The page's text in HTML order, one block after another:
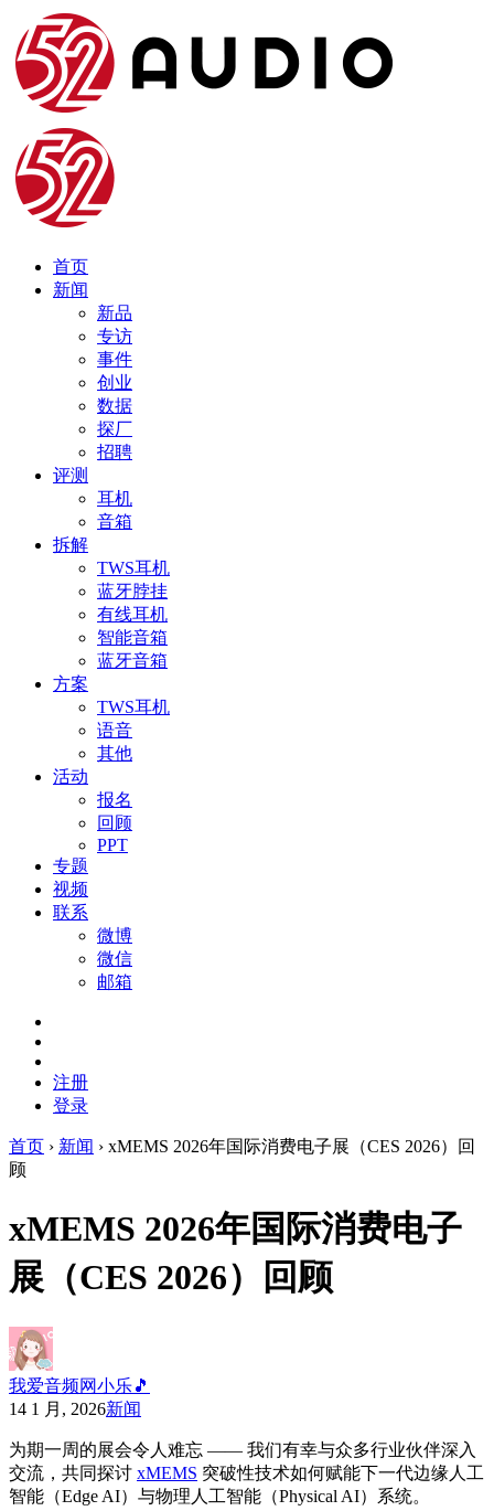
首页
新闻
新品
专访
事件
创业
数据
探厂
招聘
评测
耳机
音箱
拆解
TWS耳机
蓝牙脖挂
有线耳机
智能音箱
蓝牙音箱
方案
TWS耳机
语音
其他
活动
报名
回顾
PPT
专题
视频
联系
微博
微信
邮箱
注册
登录
首页 › 新闻 › xMEMS 2026年国际消费电子展（CES 2026）回
顾
xMEMS 2026年国际消费电子
展（CES 2026）回顾
我爱音频网小乐🎵
14 1 月, 2026新闻
为期一周的展会令人难忘 —— 我们有幸与众多行业伙伴深入
交流，共同探讨 xMEMS 突破性技术如何赋能下一代边缘人工
智能（Edge AI）与物理人工智能（Physical AI）系统。